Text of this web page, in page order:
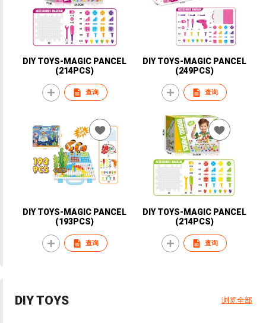
DIY TOYS-MAGIC PANCEL
(214PCS)
查询
DIY TOYS-MAGIC PANCEL
(249PCS)
查询
DIY TOYS-MAGIC PANCEL
(193PCS)
查询
DIY TOYS-MAGIC PANCEL
(214PCS)
查询
DIY TOYS 浏览全部